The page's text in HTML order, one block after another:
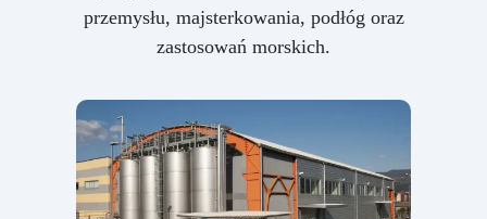
przemysłu, majsterkowania, podłóg oraz
zastosowań morskich.